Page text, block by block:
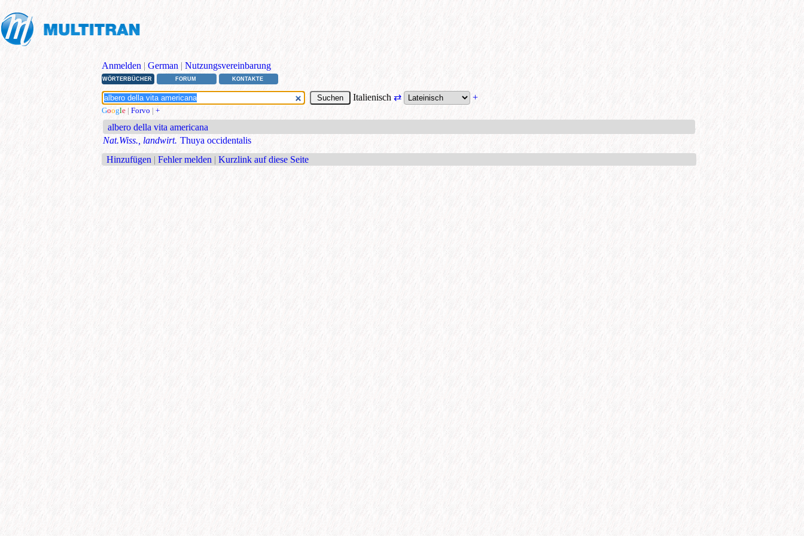
Anmelden | German | Nutzungsvereinbarung
WÖRTERBÜCHER FORUM KONTAKTE
Italienisch ⇄ +
Google | Forvo | +
albero della vita americana
Nat.Wiss., landwirt. Thuya occidentalis
Hinzufügen | Fehler melden | Kurzlink auf diese Seite